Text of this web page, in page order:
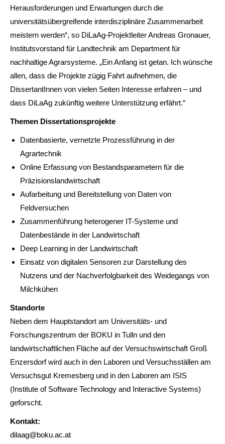
Herausforderungen und Erwartungen durch die
universitätsübergreifende interdisziplinäre Zusammenarbeit
meistern werden“, so DiLaAg-Projektleiter Andreas Gronauer,
Institutsvorstand für Landtechnik am Department für
nachhaltige Agrarsysteme. „Ein Anfang ist getan. Ich wünsche
allen, dass die Projekte zügig Fahrt aufnehmen, die
DissertantInnen von vielen Seiten Interesse erfahren – und
dass DiLaAg zukünftig weitere Unterstützung erfährt.“
Themen Dissertationsprojekte
Datenbasierte, vernetzte Prozessführung in der
Agrartechnik
Online Erfassung von Bestandsparametern für die
Präzisionslandwirtschaft
Aufarbeitung und Bereitstellung von Daten von
Feldversuchen
Zusammenführung heterogener IT-Systeme und
Datenbestände in der Landwirtschaft
Deep Learning in der Landwirtschaft
Einsatz von digitalen Sensoren zur Darstellung des
Nutzens und der Nachverfolgbarkeit des Weidegangs von
Milchkühen
Standorte
Neben dem Hauptstandort am Universitäts- und
Forschungszentrum der BOKU in Tulln und den
landwirtschaftlichen Fläche auf der Versuchswirtschaft Groß
Enzersdorf wird auch in den Laboren und Versuchsställen am
Versuchsgut Kremesberg und in den Laboren am ISIS
(Institute of Software Technology and Interactive Systems)
geforscht.
Kontakt:
dilaag@boku.ac.at